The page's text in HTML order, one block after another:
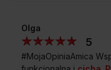
Darmowa
Olga
5
#MojaOpiniaAmica